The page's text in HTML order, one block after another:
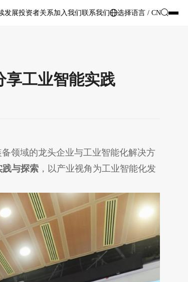
发展投资者关系加入我们联系我们 选择语言 / CN
享工业智能实践
领域的龙头企业与工业智能化解决方
践与探索 ，以产业视角为工业智能化发